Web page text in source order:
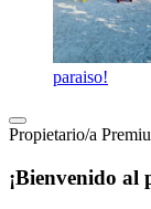
paraiso!
Propietario/a
¡Bienvenido al